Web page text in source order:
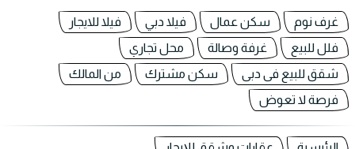
غرف نوم سكن عمال فيلا دبي
فيلا للايجار
فلل للبيع
غرفة وصالة
محل تجاري
شقق للبيع فى دبى
سكن مشترك
من المالك
فرصة لا تعوض